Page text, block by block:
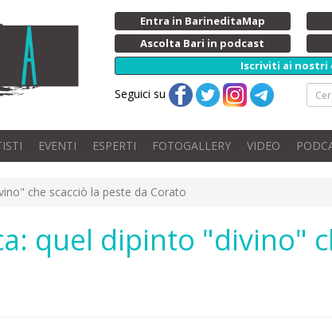
Entra in BarineditaMap
Ascolta Bari in podcast
Iscriviti ai nostri
Seguici su
EVENTI ESPERTI FOTOGALLERY VIDEO
che scacciò la peste da Corato
quel dipinto "divino"